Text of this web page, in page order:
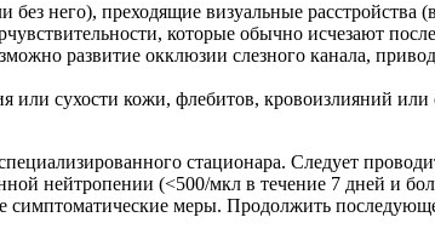
него), преходящие визуальные расстройства
которые обычно исчезают
развитие окклюзии слезного канала,
или сухости кожи, флебитов, кровоизлияний или
стационара. Следует
нейтропении (<500/мкл в течение 7 дней и
симптоматические меры. Продолжить